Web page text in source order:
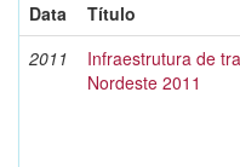
Data
Título
2011
Infraestrutura de
Nordeste 2011